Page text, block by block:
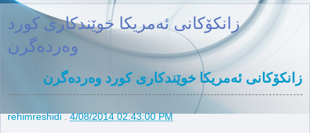
زانکۆکانی ئەمریکا خوێندکاری کورد
وەردەگرن
زانکۆکانی ئەمریکا خوێندکاری کورد وەردەگرن
rehimreshidi .4/08/2014 02:43:00 PM